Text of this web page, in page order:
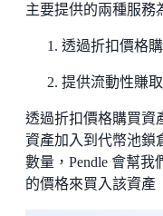
主要提供的兩種服務
透過折扣價格
提供流動性賺
透過折扣價格購買資
資產加入到代幣池鎖
數量，Pendle 會幫
的價格來買入該資產